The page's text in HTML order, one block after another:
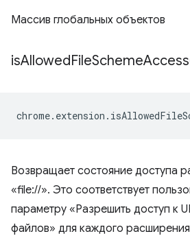
Массив глобальных объектов
isAllowedFileScheme
chrome. extension .
Возвращает состояние доступа
«file://». Это соответствует
параметру «Разрешить доступ к
файлов» для каждого